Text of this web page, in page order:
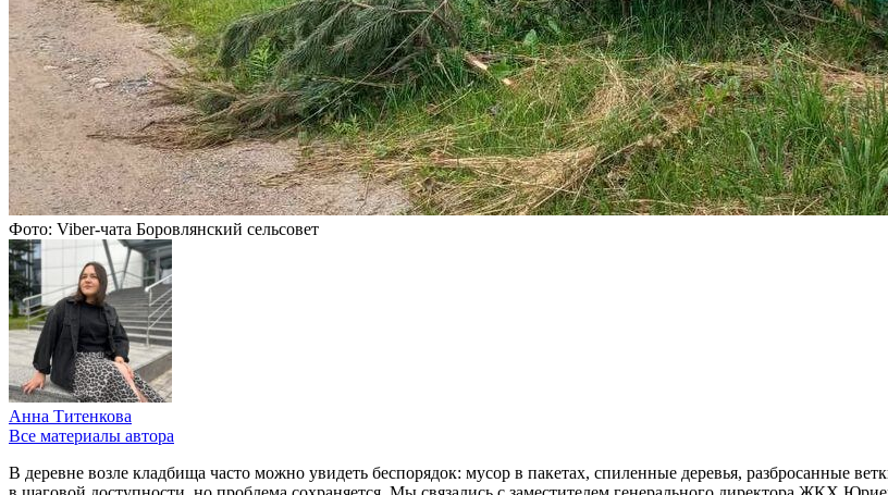
Фото: Viber-чата Боровлянский сельсовет
Анна Титенкова
Все материалы автора
В деревне возле кладбища часто можно увидеть беспорядок: мусор в пакетах, спиленные деревья, разбросанные